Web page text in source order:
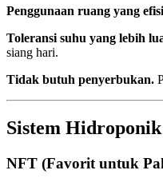
Penggunaan ruang yang
Toleransi suhu yang lebih
siang hari.
Tidak butuh penyerbukan.
Sistem
NFT (Favorit untuk